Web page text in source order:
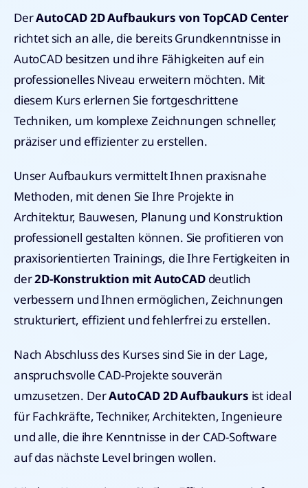
DerAutoCAD 2D Aufbaukurs von TopCAD Center
richtet sich an alle, die bereits Grundkenntnisse in
AutoCAD besitzen und ihre Fähigkeiten auf ein
professionelles Niveau erweitern möchten. Mit
diesem Kurs erlernen Sie fortgeschrittene
Techniken, um komplexe Zeichnungen schneller,
präziser und effizienter zu erstellen.
Unser Aufbaukurs vermittelt Ihnen praxisnahe
Methoden, mit denen Sie Ihre Projekte in
Architektur, Bauwesen, Planung und Konstruktion
professionell gestalten können. Sie profitieren von
praxisorientierten Trainings, die Ihre Fertigkeiten in
der2D-Konstruktion mit AutoCADdeutlich
verbessern und Ihnen ermöglichen, Zeichnungen
strukturiert, effizient und fehlerfrei zu erstellen.
Nach Abschluss des Kurses sind Sie in der Lage,
anspruchsvolle CAD-Projekte souverän
umzusetzen. DerAutoCAD 2D Aufbaukurs ist ideal
für Fachkräfte, Techniker, Architekten, Ingenieure
und alle, die ihre Kenntnisse in der CAD-Software
auf das nächste Level bringen wollen.